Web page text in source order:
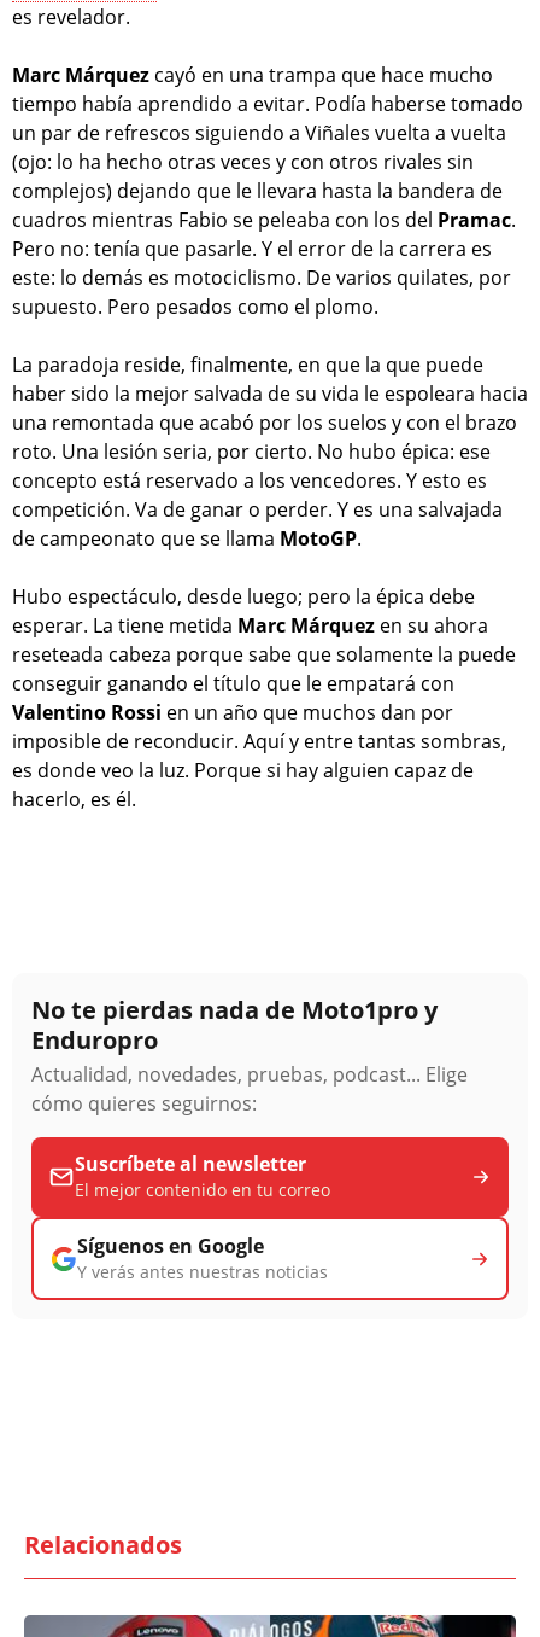
es revelador.
Marc Márquez cayó en una trampa que hace mucho
tiempo había aprendido a evitar. Podía haberse tomado
un par de refrescos siguiendo a Viñales vuelta a vuelta
(ojo: lo ha hecho otras veces y con otros rivales sin
complejos) dejando que le llevara hasta la bandera de
cuadros mientras Fabio se peleaba con los del Pramac.
Pero no: tenía que pasarle. Y el error de la carrera es
este: lo demás es motociclismo. De varios quilates, por
supuesto. Pero pesados como el plomo.
La paradoja reside, finalmente, en que la que puede
haber sido la mejor salvada de su vida le espoleara hacia
una remontada que acabó por los suelos y con el brazo
roto. Una lesión seria, por cierto. No hubo épica: ese
concepto está reservado a los vencedores. Y esto es
competición. Va de ganar o perder. Y es una salvajada
de campeonato que se llama MotoGP.
Hubo espectáculo, desde luego; pero la épica debe
esperar. La tiene metida Marc Márquez en su ahora
reseteada cabeza porque sabe que solamente la puede
conseguir ganando el título que le empatará con
Valentino Rossi en un año que muchos dan por
imposible de reconducir. Aquí y entre tantas sombras,
es donde veo la luz. Porque si hay alguien capaz de
hacerlo, es él.
No te pierdas nada de Moto1pro y
Enduropro
Actualidad, novedades, pruebas, podcast... Elige
cómo quieres seguirnos:
Suscríbete al newsletter
El mejor contenido en tu correo
Síguenos en Google
Y verás antes nuestras noticias
Relacionados